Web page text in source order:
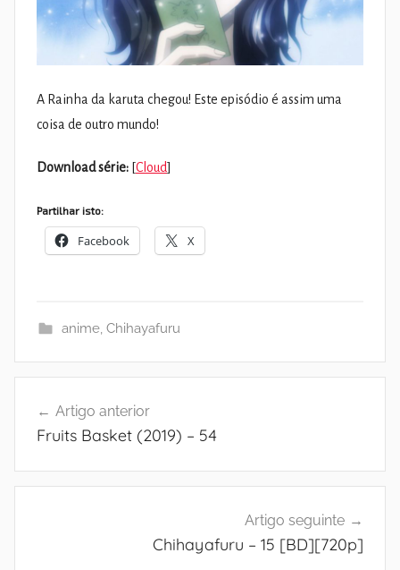
A Rainha da karuta chegou! Este episódio é assim uma
coisa de outro mundo!
Download série: [Cloud]
Partilhar isto:
Facebook X
anime, Chihayafuru
de
Artigo anterior
Fruits Basket (2019) – 54
Artigo seguinte
Chihayafuru – 15 [BD][720p]